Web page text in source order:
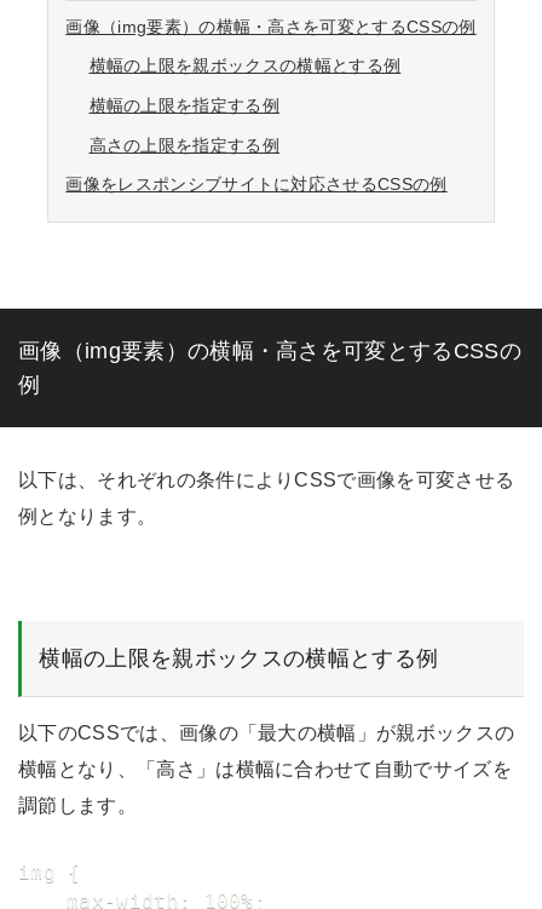
画像（img要素）の横幅・高さを可変とするCSSの例
横幅の上限を親ボックスの横幅とする例
横幅の上限を指定する例
高さの上限を指定する例
画像をレスポンシブサイトに対応させるCSSの例
画像（img要素）の横幅・高さを可変とするCSSの
例
以下は、それぞれの条件によりCSSで画像を可変させる
例となります。
横幅の上限を親ボックスの横幅とする例
以下のCSSでは、画像の「最大の横幅」が親ボックスの
横幅となり、「高さ」は横幅に合わせて自動でサイズを
調節します。
img {